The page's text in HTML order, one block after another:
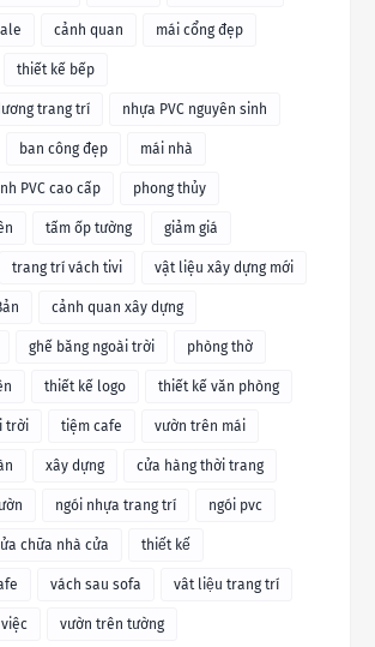
cảnh quan mái cổng đẹp
thiết kế bếp
trang trí nhựa PVC nguyên sinh
ban công đẹp mái nhà
PVC cao cấp phong thủy
tấm ốp tường giảm giá
trang trí vách tivi vật liệu xây dựng mới
cảnh quan xây dựng
ghế băng ngoài trời phòng thờ
thiết kế logo thiết kế văn phòng
trời tiệm cafe vườn trên mái
xây dựng cửa hàng thời trang
ngói nhựa trang trí ngói pvc
chữa nhà cửa thiết kế
vách sau sofa vât liệu trang trí
vườn trên tường